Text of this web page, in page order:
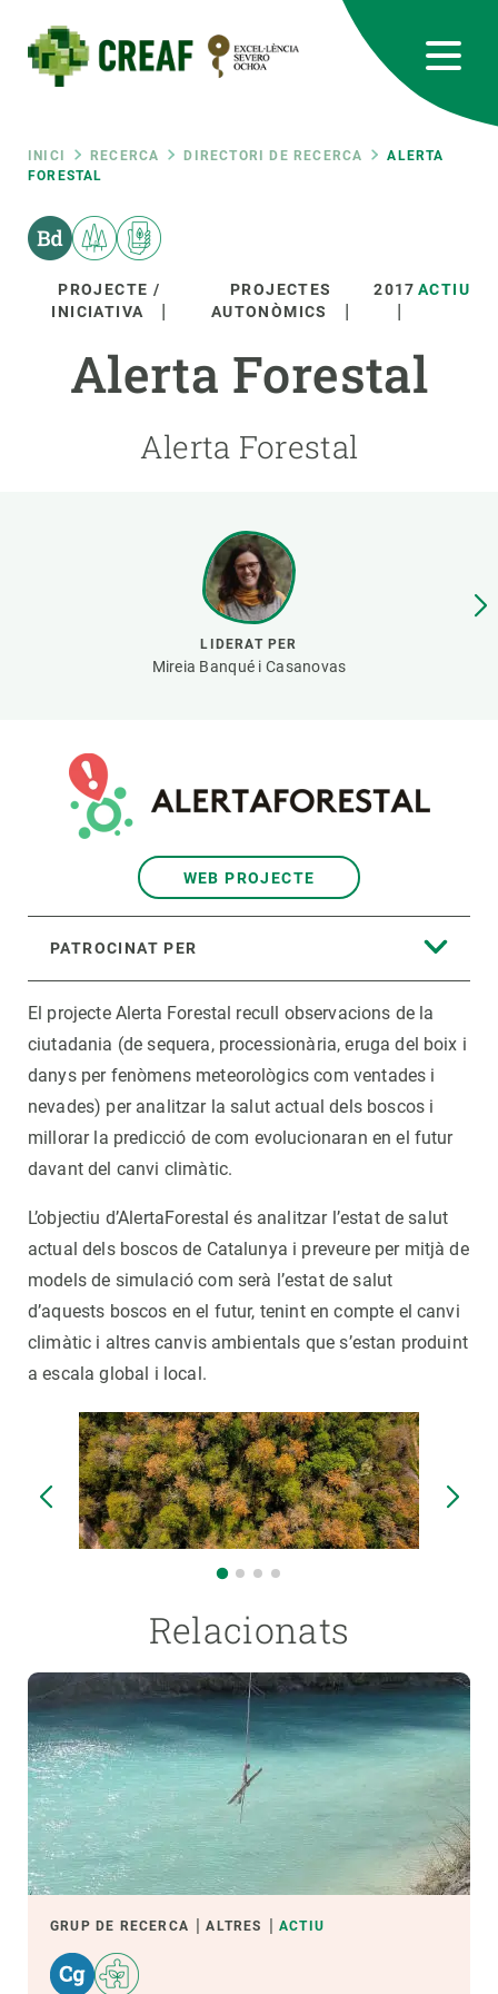
contingut
Fil
d'ariadna
INICI RECERCA DIRECTORI DE RECERCA
ALERTA
FORESTAL
PROJECTE /
INICIATIVA
PROJECTES
AUTONÒMICS
2017 ACTIU
Alerta Forestal
Alerta Forestal
LIDERAT PER
Mireia Banqué i Casanovas
WEB PROJECTE
PATROCINAT PER
El projecte Alerta Forestal recull observacions de la
ciutadania (de sequera, processionària, eruga del boix i
danys per fenòmens meteorològics com ventades i
nevades) per analitzar la salut actual dels boscos i
millorar la predicció de com evolucionaran en el futur
davant del canvi climàtic.
L’objectiu d’AlertaForestal és analitzar l’estat de salut
actual dels boscos de Catalunya i preveure per mitjà de
models de simulació com serà l’estat de salut
d’aquests boscos en el futur, tenint en compte el canvi
climàtic i altres canvis ambientals que s’estan produint
a escala global i local.
Relacionats
GRUP DE RECERCA ALTRES ACTIU
RRSS
Featured
responsive
INTRANET
Responsive
menu
RECERCA
CIÈNCIA EN ACCIÓ